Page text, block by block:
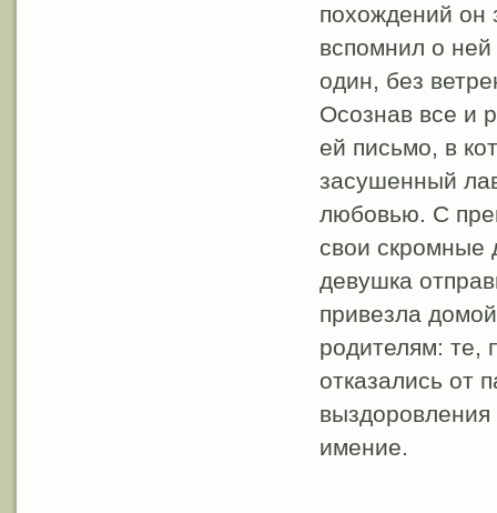
похождений он
вспомнил о ней
один, без
Осознав все и
ей письмо, в
засушенный
любовью. С
свои скромные
девушка
привезла
родителям: те,
отказались от
имение.